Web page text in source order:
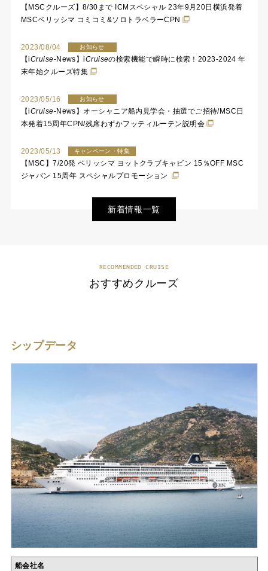
【MSCクルーズ】8/30まで ICMスペシャル 23年9月20日横浜発着
MSCベリッシマ コミコミ&ソロトラベラーCPN
2023/08/04 お知らせ
【iCruise-News】iCruiseの検索機能で瞬時に検索！2023-2024 年
末年始クルーズ特集
2023/05/16 お知らせ
【iCruise-News】オーシャニア船内見学会・抽選でご招待/MSC日
本発着15周年CPN/残席わずかフッティルーテン説明会
2023/05/13 キャンペーン・特集
【MSC】7/20発 ベリッシマ ヨットクラブキャビン 15％OFF MSC
ジャパン 15周年 スペシャルプロモーション
新着情報一覧
RECOMMENDED CRUISE
おすすめクルーズ
シップデータ
船会社名